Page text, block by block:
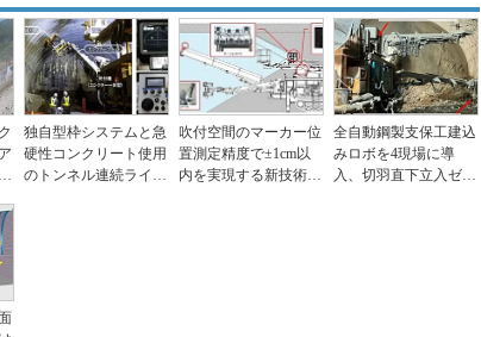
独自型枠システムと急
硬性コンクリート使用
のトンネル連続ライニ
吹付空間のマーカー位
置測定精度で±1cm以
内を実現する新技術、
全自動鋼製支保工建込
みロボを4現場に導
入、切羽直下立入ゼロ